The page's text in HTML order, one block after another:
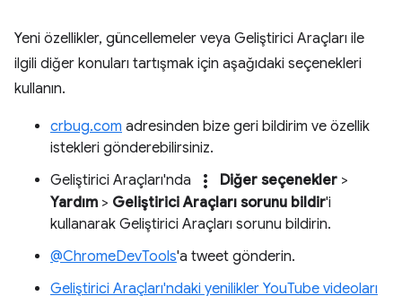
Yeni özellikler, güncellemeler veya Geliştirici Araçları ile
ilgili diğer konuları tartışmak için aşağıdaki seçenekleri
kullanın.
crbug.com adresinden bize geri bildirim ve özellik
istekleri gönderebilirsiniz.
Geliştirici Araçları'nda
more_vert Diğer seçenekler >
Yardım > Geliştirici Araçları sorunu bildir'i
kullanarak Geliştirici Araçları sorunu bildirin.
@ChromeDevTools'a tweet gönderin.
Geliştirici Araçları'ndaki yenilikler YouTube videoları